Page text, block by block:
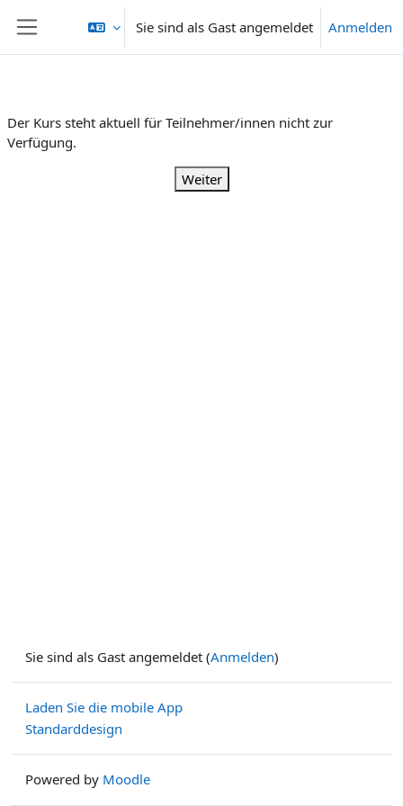
Website-Übersicht
Sie sind als Gast angemeldet Anmelden
Der Kurs steht aktuell für Teilnehmer/innen nicht zur
Verfügung.
Weiter
Sie sind als Gast angemeldet (Anmelden)
Laden Sie die mobile App
Standarddesign
Powered by Moodle